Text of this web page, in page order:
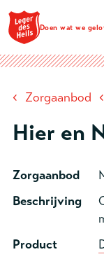
Doen wat we
‹ Zorgaanbod ‹
Hier en
Zorgaanbod
Beschrijving
Product